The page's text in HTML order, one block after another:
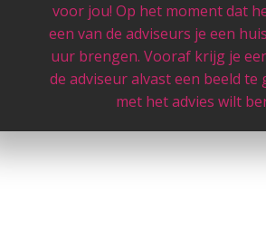
voor jou! Op het moment dat
een van de adviseurs je een
uur brengen. Vooraf krijg je
de adviseur alvast een beeld te
met het advies wilt